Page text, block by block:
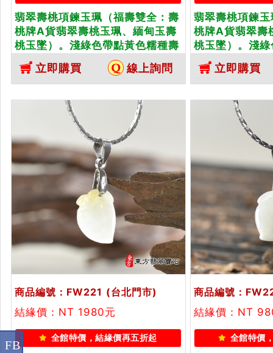
翡翠壽桃項鍊玉珮（福壽雙全：壽
桃牌A貨翡翠壽桃玉珮、緬甸玉壽
桃玉墜）。淺綠色帶點黃色糯種壽
桃，FW217。客製化訂做各種翡翠
壽桃吊墜玉珮項鍊。★附A貨翡翠
雙證書
立即購買 線上詢問
翡翠壽桃項鍊
桃牌A貨翡翠壽
桃玉墜）。淺
桃，FW218。
壽桃吊墜玉珮
雙證書
立即購買
商品編號：FW221 (台北門市)
結緣價：NT 1980元
全館特價，結緣價再五折起
商品編號：
結緣價：NT
全館特價
FB